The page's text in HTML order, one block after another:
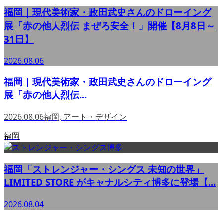
福岡｜現代美術家・政田武史さんのドローイング
展「赤の他人烈伝 まぜろ安全！」開催【8月8日～
31日】
2026.08.06
福岡｜現代美術家・政田武史さんのドローイング
展「赤の他人烈伝...
2026.08.06福岡, アート・デザイン
福岡
福岡「ストレンジャー・シングス 未知の世界」
LIMITED STORE がキャナルシティ博多に登場【...
2026.08.04